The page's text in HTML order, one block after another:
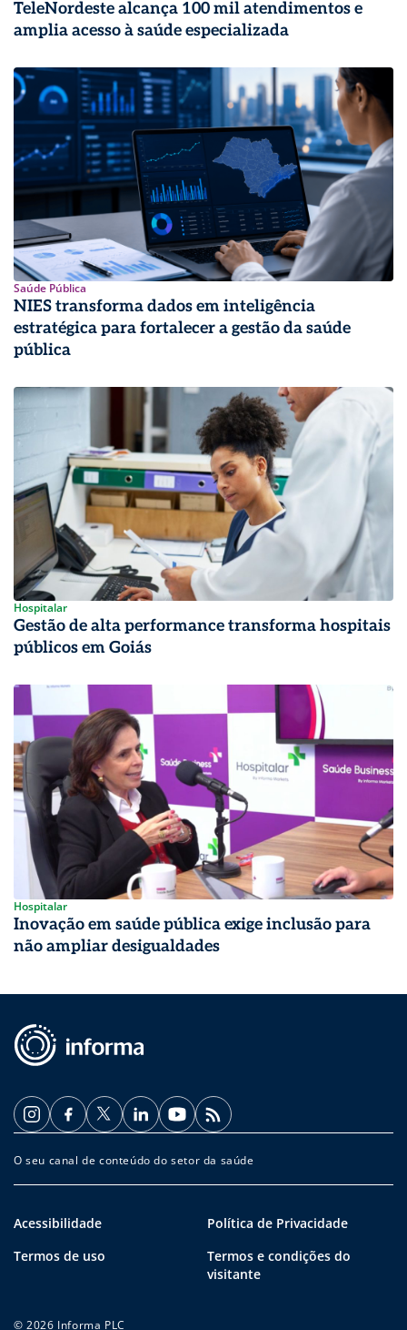
TeleNordeste alcança 100 mil atendimentos e
amplia acesso à saúde especializada
Saúde Pública
NIES transforma dados em inteligência
estratégica para fortalecer a gestão da saúde
pública
Hospitalar
Gestão de alta performance transforma hospitais
públicos em Goiás
Hospitalar
Inovação em saúde pública exige inclusão para
não ampliar desigualdades
O seu canal de conteúdo do setor da saúde
Acessibilidade
Política de Privacidade
Termos de uso
Termos e condições do
visitante
© 2026 Informa PLC